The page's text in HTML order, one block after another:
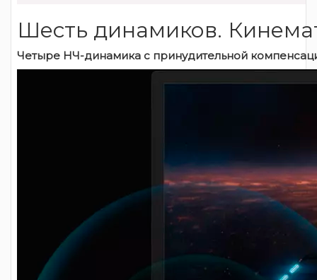
Шесть динамиков.
Четыре НЧ-динамика с принудительной